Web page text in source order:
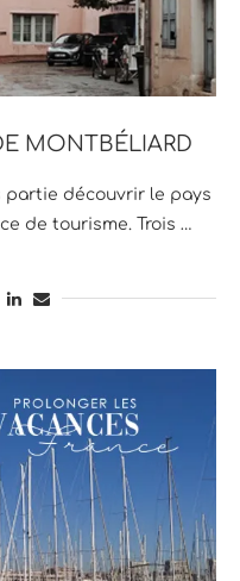
MONTBÉLIARD
partie découvrir le pays
de tourisme. Trois …